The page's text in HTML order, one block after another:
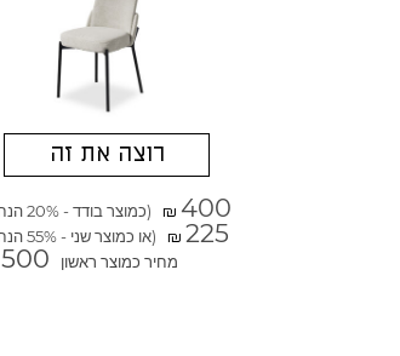
רוצה את זה
₪ 400 (כמוצר בודד - 20% הנחה)
₪ 225
(או כמוצר שני - 55% הנחה)
מחיר כמוצר ראשון
500